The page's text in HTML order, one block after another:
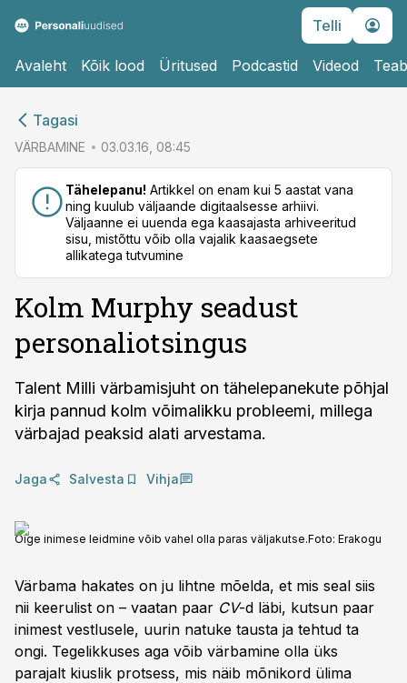
Telli
Avaleht Kõik lood Üritused Podcastid Videod
Tagasi
VÄRBAMINE 03.03.16, 08:45
Tähelepanu! Artikkel on enam kui 5 aastat vana
ning kuulub väljaande digitaalsesse arhiivi.
Väljaanne ei uuenda ega kaasajasta arhiveeritud
sisu, mistõttu võib olla vajalik kaasaegsete
allikatega tutvumine
Kolm Murphy seadust
personaliotsingus
Talent Milli värbamisjuht on tähelepanekute põhjal
kirja pannud kolm võimalikku probleemi, millega
värbajad peaksid alati arvestama.
Jaga Salvesta Vihja
Õige inimese leidmine võib vahel olla paras väljakutse.Foto: Erakogu
Värbama hakates on ju lihtne mõelda, et mis seal siis
nii keerulist on – vaatan paar CV-d läbi, kutsun paar
inimest vestlusele, uurin natuke tausta ja tehtud ta
ongi. Tegelikkuses aga võib värbamine olla üks
parajalt kiuslik protsess, mis näib mõnikord ülima